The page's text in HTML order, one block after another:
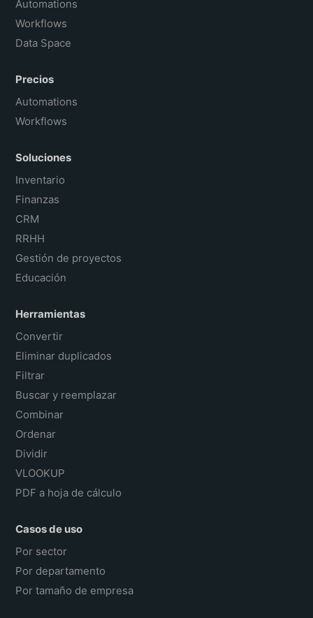
Automations
Workflows
Data Space
Precios
Automations
Workflows
Soluciones
Inventario
Finanzas
CRM
RRHH
Gestión de proyectos
Educación
Herramientas
Convertir
Eliminar duplicados
Filtrar
Buscar y reemplazar
Combinar
Ordenar
Dividir
VLOOKUP
PDF a hoja de cálculo
Casos de uso
Por sector
Por departamento
Por tamaño de empresa